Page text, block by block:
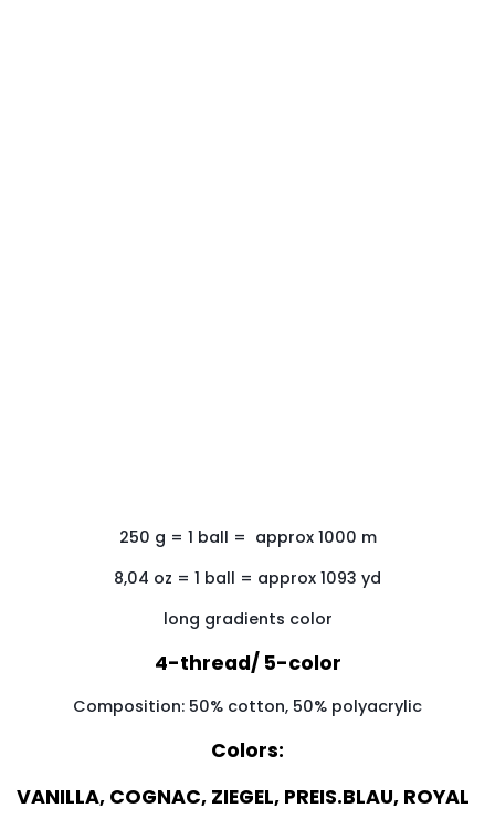
250 g = 1 ball = approx 1000 m
8,04 oz = 1 ball = approx 1093 yd
long gradients color
4-thread/ 5-color
Composition: 50% cotton, 50% polyacrylic
Colors:
VANILLA, COGNAC, ZIEGEL, PREIS.BLAU, ROYAL